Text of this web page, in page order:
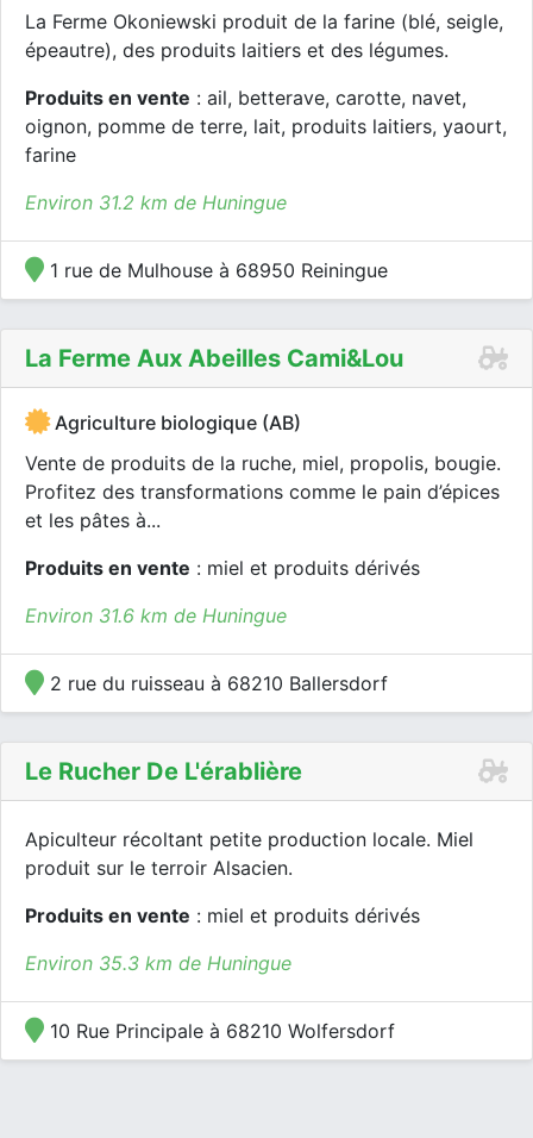
La Ferme Okoniewski produit de la farine (blé, seigle,
épeautre), des produits laitiers et des légumes.
Produits en vente : ail, betterave, carotte, navet,
oignon, pomme de terre, lait, produits laitiers, yaourt,
farine
Environ 31.2 km de Huningue
1 rue de Mulhouse à 68950 Reiningue
La Ferme Aux Abeilles Cami&lou
Agriculture biologique (AB)
Vente de produits de la ruche, miel, propolis, bougie.
Profitez des transformations comme le pain d’épices
et les pâtes à...
Produits en vente : miel et produits dérivés
Environ 31.6 km de Huningue
2 rue du ruisseau à 68210 Ballersdorf
Le Rucher De L'érablière
Apiculteur récoltant petite production locale. Miel
produit sur le terroir Alsacien.
Produits en vente : miel et produits dérivés
Environ 35.3 km de Huningue
10 Rue Principale à 68210 Wolfersdorf